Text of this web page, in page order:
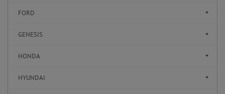
FORD
GENESIS
HONDA
HYUNDAI